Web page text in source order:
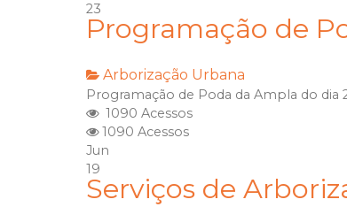
23
Programação de
Arborização Urbana
Programação de Poda da Ampla do dia
1090 Acessos
1090 Acessos
Jun
19
Serviços de